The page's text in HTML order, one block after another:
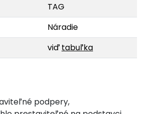
TAG
Náradie
viďtabuľka
podpery,